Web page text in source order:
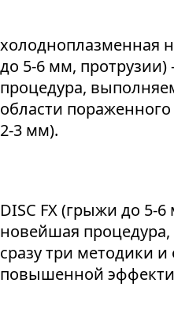
холодноплазменная
до 5-6 мм,
процедура,
области
2-3 мм).
DISC FX (грыжи до 5-
новейшая
сразу три методики
повышенной